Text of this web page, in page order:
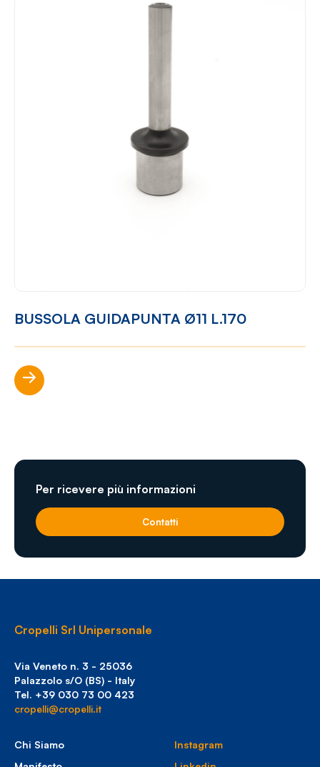
BUSSOLA GUIDAPUNTA Ø11 L.170
Scopri di più
Per ricevere più informazioni
Contatti
Cropelli Srl Unipersonale
Via Veneto n. 3 - 25036
Palazzolo s/O (BS) - Italy
Tel. +39 030 73 00 423
cropelli@cropelli.it
Chi Siamo
Instagram